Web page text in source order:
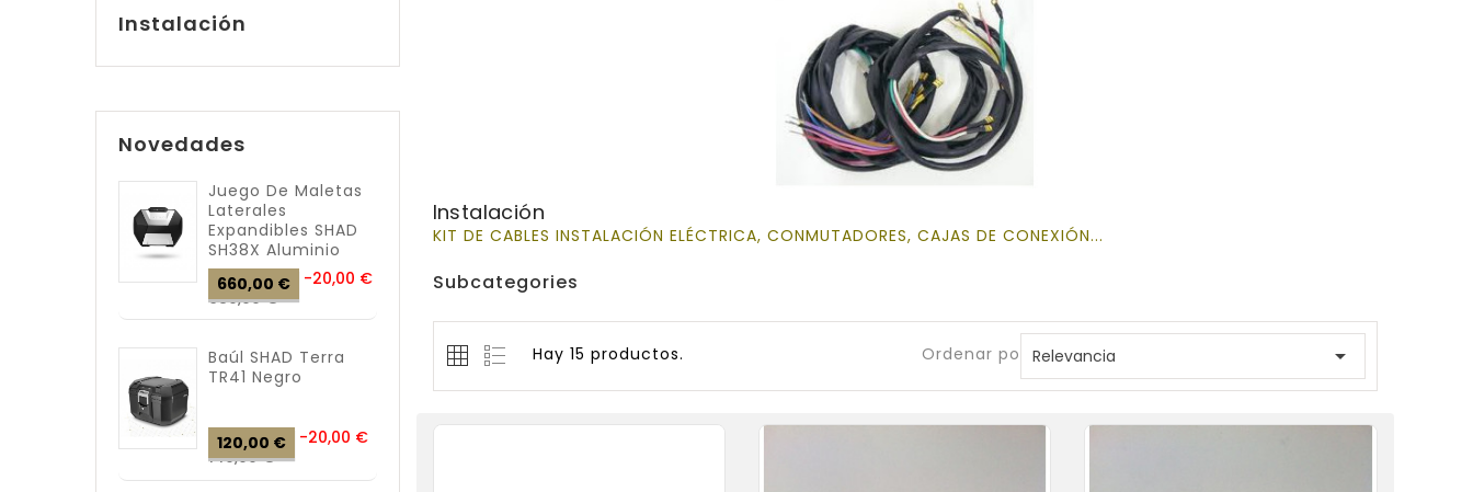
Instalación
Novedades
Juego De Maletas
Laterales
Expandibles SHAD
SH38X Aluminio
660,00 €
Precio
-20,00 €
680,00 €Precio
Baúl SHAD Terra
TR41 Negro
120,00 €
Precio
-20,00 €
140,00 €Precio
Instalación
KIT DE CABLES INSTALACIÓN ELÉCTRICA, CONMUTADORES, CAJAS DE CONEXIÓN...
Subcategories
Hay 15 productos. Ordenar por: Relevancia 